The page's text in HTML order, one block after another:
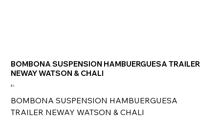
BOMBONA SUSPENSION HAMBUERGUESA TRAILER
NEWAY WATSON & CHALI
Precio
$ 0
BOMBONA SUSPENSION HAMBUERGUESA
TRAILER NEWAY WATSON & CHALI